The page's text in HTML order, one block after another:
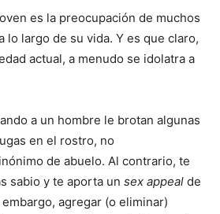
es la preocupación de muchos
lo largo de su vida. Y es que claro,
actual, a menudo se idolatra a
a un hombre le brotan algunas
en el rostro, no
de abuelo. Al contrario, te
sabio y te aporta un sex appeal de
agregar (o eliminar)